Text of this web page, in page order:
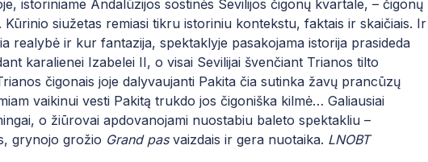
istoriniame Andalūzijos sostinės Sevilijos čigonų kvartale, – čigonų
siužetas remiasi tikru istoriniu kontekstu, faktais ir skaičiais. Ir
realybė ir kur fantazija, spektaklyje pasakojama istorija prasideda
karalienei Izabelei II, o visai Sevilijai švenčiant Trianos tilto
čigonais joje dalyvaujanti Pakita čia sutinka žavų prancūzų
vaikinui vesti Pakitą trukdo jos čigoniška kilmė… Galiausiai
o žiūrovai apdovanojami nuostabiu baleto spektakliu –
grynojo grožio Grand pasvaizdais ir gera nuotaika. LNOBT